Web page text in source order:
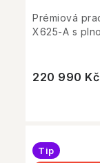
220 990 Kč
Prémiová
X625-A s
Tip